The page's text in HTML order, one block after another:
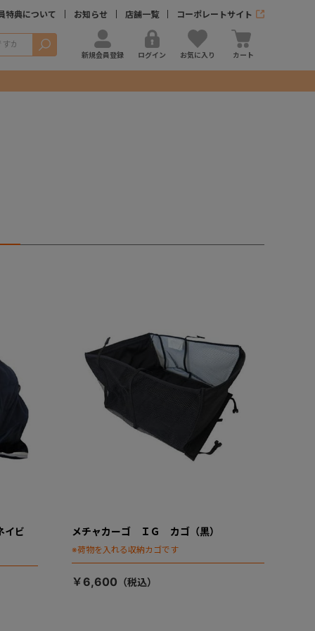
特典について お知らせ 店舗一覧 コーポレートサイト
検索
新規会員登録 ログイン お気に入り カート
イビ メチャカーゴ ＩＧ カゴ（黒）
※荷物を入れる収納カゴです
￥6,600